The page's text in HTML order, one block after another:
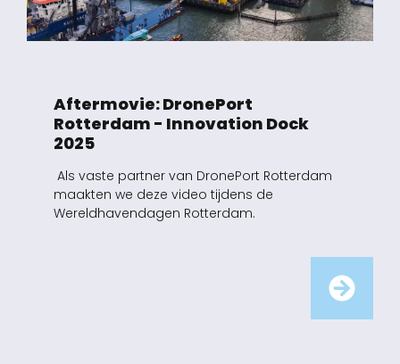
Aftermovie: DronePort
Rotterdam - Innovation Dock
2025
Als vaste partner van DronePort Rotterdam
maakten we deze video tijdens de
Wereldhavendagen Rotterdam.